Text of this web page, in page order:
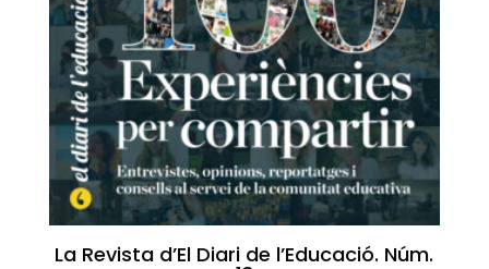
La Revista d’El Diari de l’Educació. Núm.